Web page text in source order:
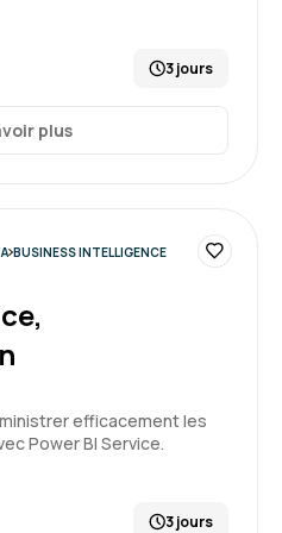
Le 20/05/2026
de la formation.
3 jours
plus
BUSINESS INTELLIGENCE
efficacement les
Power BI Service.
3 jours